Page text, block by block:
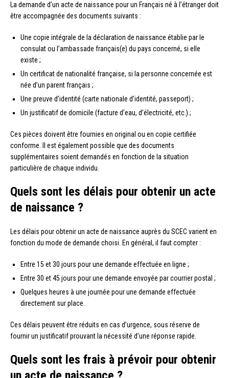
La demande d’un acte de naissance pour un Français né à l’étranger doit
être accompagnée des documents suivants :
Une copie intégrale de la déclaration de naissance établie par le
consulat ou l’ambassade français(e) du pays concerné, si elle
existe ;
Un certificat de nationalité française, si la personne concernée est
née d’un parent français ;
Une preuve d’identité (carte nationale d’identité, passeport) ;
Un justificatif de domicile (facture d’eau, d’électricité, etc.) ;
Ces pièces doivent être fournies en original ou en copie certifiée
conforme. Il est également possible que des documents
supplémentaires soient demandés en fonction de la situation
particulière de chaque individu.
Quels sont les délais pour obtenir un acte
de naissance ?
Les délais pour obtenir un acte de naissance auprès du SCEC varient en
fonction du mode de demande choisi. En général, il faut compter :
Entre 15 et 30 jours pour une demande effectuée en ligne ;
Entre 30 et 45 jours pour une demande envoyée par courrier postal ;
Quelques heures à une journée pour une demande effectuée
directement sur place.
Ces délais peuvent être réduits en cas d’urgence, sous réserve de
fournir un justificatif prouvant la nécessité d’une réponse rapide.
Quels sont les frais à prévoir pour obtenir